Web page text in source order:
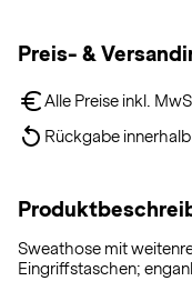
Preis- &
Alle Preise inkl.
Rückgabe
Sweathose mit
Eingriffstaschen;